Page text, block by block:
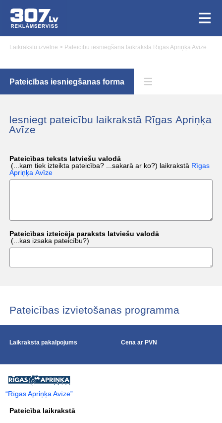
Laikrakstu izvēlne > Pateicību iesniegšana laikrakstā Rīgas Apriņķa Avīze
Pateicības iesniegšanas forma
Iesniegt pateicību laikrakstā Rīgas Apriņķa
Avīze
Pateicības teksts latviešu valodā
(...kam tiek izteikta pateicība? ...sakarā ar ko?) laikrakstā Rīgas
Apriņķa Avīze
Pateicības izteicēja paraksts latviešu valodā
(...kas izsaka pateicību?)
Pateicības izvietošanas programma
Laikraksta pakalpojums Cena ar PVN
“Rīgas Apriņķa Avīze”
Pateicība laikrakstā